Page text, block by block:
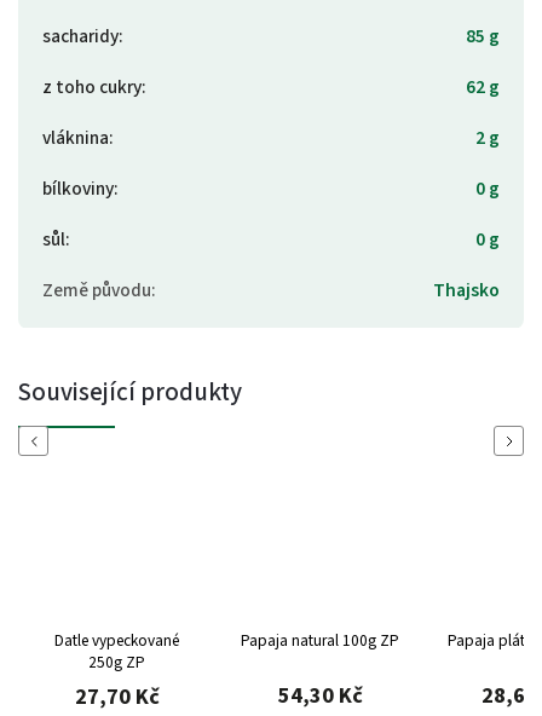
sacharidy:
85 g
z toho cukry:
62 g
vláknina:
2 g
bílkoviny:
0 g
sůl:
0 g
Země původu: Thajsko
Související produkty
Previous
Papaja natural 100g ZP
54,30 Kč
Papaja plátky 100g ZP
28,60 Kč
Ananas
Next